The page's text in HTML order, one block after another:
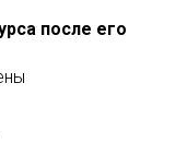
после его